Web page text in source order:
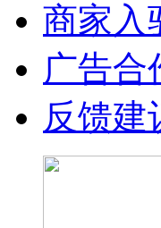
商家入
广告合
反馈建